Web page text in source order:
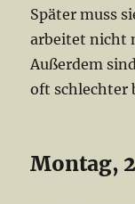
Später muss
arbeitet nicht
Außerdem
oft schlechter
Montag,